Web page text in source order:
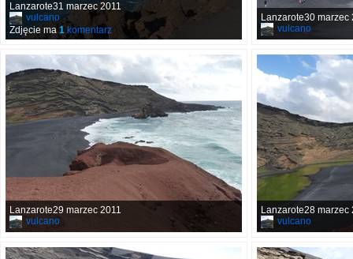
Lanzarote31 marzec 2011
vulcano
Zdjęcie ma1 komentarz
Lanzarote30 marzec
vulcano
Lanzarote29 marzec 2011
vulcano
Lanzarote28 marzec
vulcano